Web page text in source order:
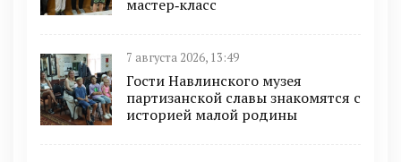
мастер‑класс
7 августа 2026, 13:49
Гости Навлинского музея
партизанской славы знакомятся с
историей малой родины